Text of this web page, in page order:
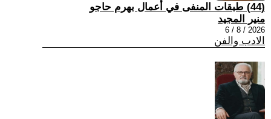
(44) طبقات المنفى في أعمال بهرم حاجو
منير المجيد
2026 / 8 / 6
الادب والفن